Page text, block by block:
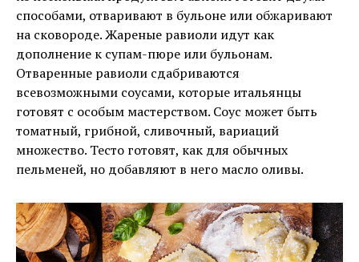
способами, отваривают в бульоне или обжаривают
на сковороде. Жареные равиоли идут как
дополнение к супам-пюре или бульонам.
Отваренные равиоли сдабриваются
всевозможными соусами, которые итальянцы
готовят с особым мастерством. Соус может быть
томатный, грибной, сливочный, вариаций
множество. Тесто готовят, как для обычных
пельменей, но добавляют в него масло оливы.